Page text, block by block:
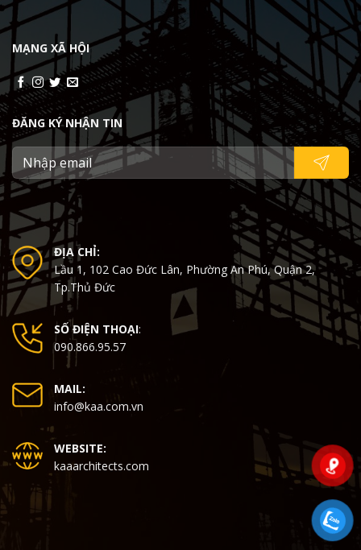
MẠNG XÃ HỘI
ĐĂNG KÝ NHẬN TIN
ĐỊA CHỈ:
Lầu 1, 102 Cao Đức Lân, Phường An Phú, Quận 2,
Tp.Thủ Đức
SỐ ĐIỆN THOẠI:
090.866.95.57
MAIL:
info@kaa.com.vn
WEBSITE:
kaaarchitects.com